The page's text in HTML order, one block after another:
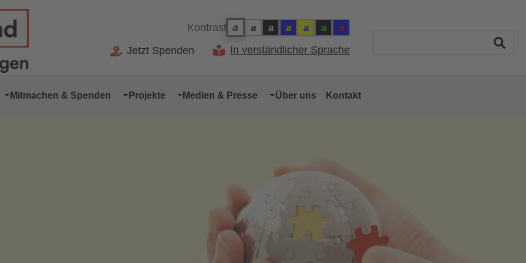
Kontrast a
Kontrast: Normal
a
Kontrast: Schwarz auf Weiss
a
Kontrast: Weiss auf Schwarz
a
Kontrast: Gelb auf Blau
a
Kontrast: Blau auf Gelb
a
Kontrast: Grün auf Schwarz
a
Kontrast: Rot auf Blau
Jetzt Spenden In verständlicher Sprache
Mitmachen & Spenden Projekte Medien & Presse Über uns Kontakt